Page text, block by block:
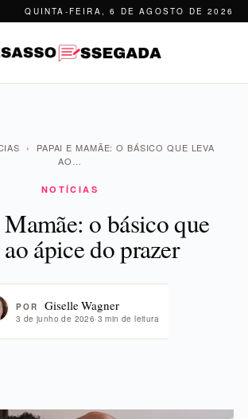
QUINTA-FEIRA, 6 DE AGOSTO DE 2026
›
PAPAI E MAMÃE: O BÁSICO QUE LEVA
AO…
NOTÍCIAS
Mamãe: o básico que
ápice do prazer
POR Giselle Wagner
3 de junho de 2026·3 min de leitura